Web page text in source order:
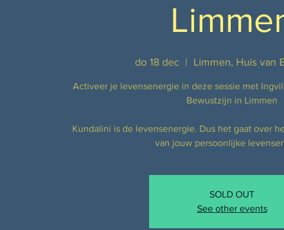
do 18 dec
  |
Limmen, Huis van
Activeer je levensenergie in deze sessie met
Bewustzijn in Limmen
Kundalini is de levensenergie. Dus het gaat over
van jouw persoonlijke
SOLD OUT
See other events